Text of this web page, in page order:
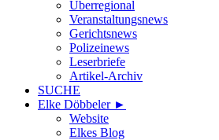
Überregional
Veranstaltungsnews
Gerichtsnews
Polizeinews
Leserbriefe
Artikel-Archiv
SUCHE
Elke Döbbeler ►
Website
Elkes Blog